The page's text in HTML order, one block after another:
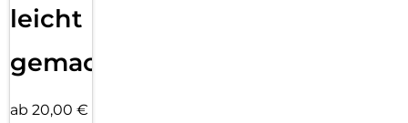
leicht
gemacht!
ab 20,00 €